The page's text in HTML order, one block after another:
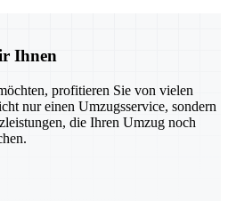
Ihnen
profitieren Sie von vielen
nur einen Umzugsservice, sondern
die Ihren Umzug noch